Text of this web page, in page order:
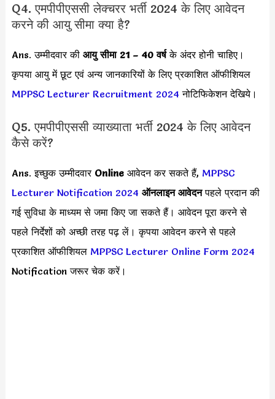
Q4. एमपीपीएससी लेक्चरर भर्ती 2024 के लिए आवेदन
करने की आयु सीमा क्या है?
Ans. उम्मीदवार की आयु सीमा 21 – 40 वर्षके अंदर होनी चाहिए।
कृपया आयु में छूट एवं अन्य जानकारियों के लिए प्रकाशित ऑफीशियल
MPPSC Lecturer Recruitment 2024 नोटिफिकेशन देखिये।
Q5. एमपीपीएससी व्याख्याता भर्ती 2024 के लिए आवेदन
कैसे करें?
Ans. इच्छुक उम्मीदवार Online आवेदन कर सकते हैं, MPPSC
Lecturer Notification 2024 ऑनलाइन आवेदनपहले प्रदान की
गई सुविधा के माध्यम से जमा किए जा सकते हैं। आवेदन पूरा करने से
पहले निर्देशों को अच्छी तरह पढ़ लें। कृपया आवेदन करने से पहले
प्रकाशित ऑफीशियल MPPSC Lecturer Online Form 2024
Notification जरूर चेक करें।